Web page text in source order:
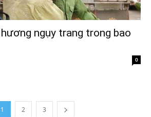
ngụy trang trong bao
0
1 2 3